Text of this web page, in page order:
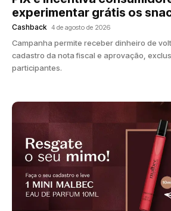
experimentar grátis os
Cashback 4 de agosto de 2026
Campanha permite receber dinheiro de
cadastro da nota fiscal e aprovação,
participantes.